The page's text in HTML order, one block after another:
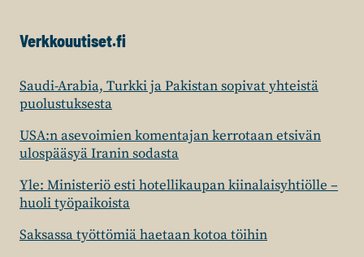
Verkkouutiset.fi
Saudi-Arabia, Turkki ja Pakistan sopivat yhteistä
puolustuksesta
USA:n asevoimien komentajan kerrotaan etsivän
ulospääsyä Iranin sodasta
Yle: Ministeriö esti hotellikaupan kiinalaisyhtiölle –
huoli työpaikoista
Saksassa työttömiä haetaan kotoa töihin